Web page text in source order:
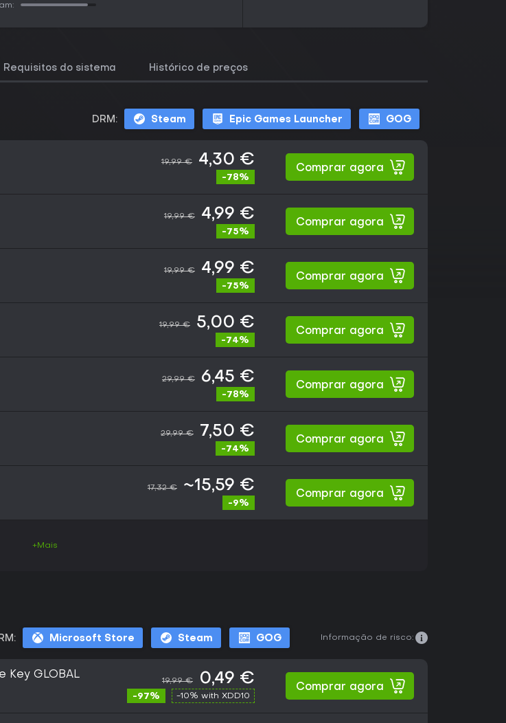
Requisitos do sistema Histórico de preços
DRM: Steam Epic Games Launcher GOG
19,99 € 4,30 €
-78%
Comprar agora
19,99 € 4,99 €
-75%
Comprar agora
19,99 € 4,99 €
-75%
Comprar agora
19,99 € 5,00 €
-74%
Comprar agora
29,99 € 6,45 €
-78%
Comprar agora
29,99 € 7,50 €
-74%
Comprar agora
17,32 € ~15,59 €
-9%
Comprar agora
+Mais
Microsoft Store Steam GOG Informação de risco:
Key GLOBAL
19,99 € 0,49 €
-97% -10% with XDD10
Comprar agora